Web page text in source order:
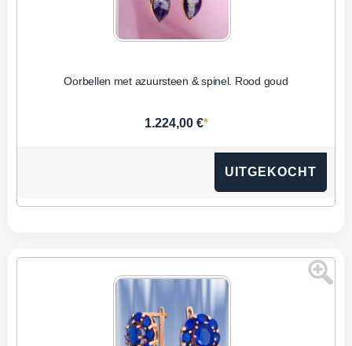
Oorbellen met azuursteen & spinel. Rood goud
1.224,00 €*
UITGEKOCHT